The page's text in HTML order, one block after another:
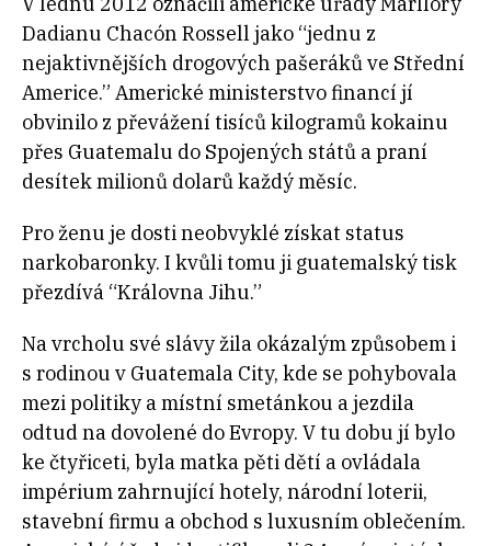
Dadianu Chacón Rossell jako “jednu z
nejaktivnějších drogových pašeráků ve Střední
Americe.” Americké ministerstvo financí jí
obvinilo z převážení tisíců kilogramů kokainu
přes Guatemalu do Spojených států a praní
desítek milionů dolarů každý měsíc.
Pro ženu je dosti neobvyklé získat status
narkobaronky. I kvůli tomu ji guatemalský tisk
přezdívá “Královna Jihu.”
Na vrcholu své slávy žila okázalým způsobem i
s rodinou v Guatemala City, kde se pohybovala
mezi politiky a místní smetánkou a jezdila
odtud na dovolené do Evropy. V tu dobu jí bylo
ke čtyřiceti, byla matka pěti dětí a ovládala
impérium zahrnující hotely, národní loterii,
stavební firmu a obchod s luxusním oblečením.